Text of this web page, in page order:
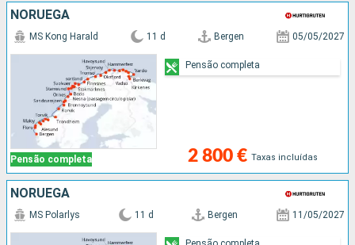
NORUEGA
Pensão completa
MS Kong Harald 11 d Bergen 05/05/2027
2 800 € Taxas incluídas
Pensão completa
NORUEGA
MS Polarlys 11 d Bergen 11/05/2027